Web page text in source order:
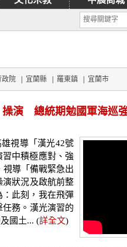
政院 宜蘭縣 羅東鎮 宜蘭市
操演 總統期勉國軍海巡
視導「漢光42號
中積極應對、強
導「備戰緊急出
狀況及啟航前整
此刻，我在飛彈
務。漢光演習的
國土... (詳全文)